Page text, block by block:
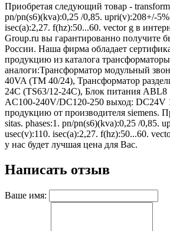
Приобретая следующий товар -
pn/pn(s6)(kva):0,25 /0,85. upri(v):208+/-
isec(a):2,27. f(hz):50...60. vector g в
Group.ru вы гарантированно получите
России. Наша фирма обладает
продукцию из каталога
аналоги:Трансформатор модульный
40VA (TM 40/24), Трансформатор
24C (TS63/12-24C), Блок питания ABL8
AC100-240V/DC120-250 выход: DC24V
продукцию от производителя siemens.
sitas. phases:1. pn/pn(s6)(kva):0,25 /0,85.
usec(v):110. isec(a):2,27. f(hz):50...60.
у нас будет лучшая цена для Вас.
Написать отзыв
Ваше имя: